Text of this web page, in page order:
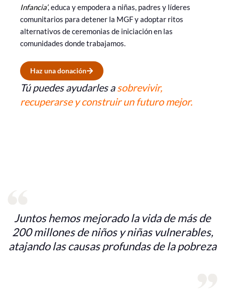
Infancia’, educa y empodera a niñas, padres y líderes
comunitarios para detener la MGF y adoptar ritos
alternativos de ceremonias de iniciación en las
comunidades donde trabajamos.
Haz una donación
Tú puedes ayudarles asobrevivir,
recuperarse y construir un futuro mejor.
Juntos hemos mejorado la vida de más de
200 millones de niños y niñas vulnerables,
atajando las causas profundas de la pobreza